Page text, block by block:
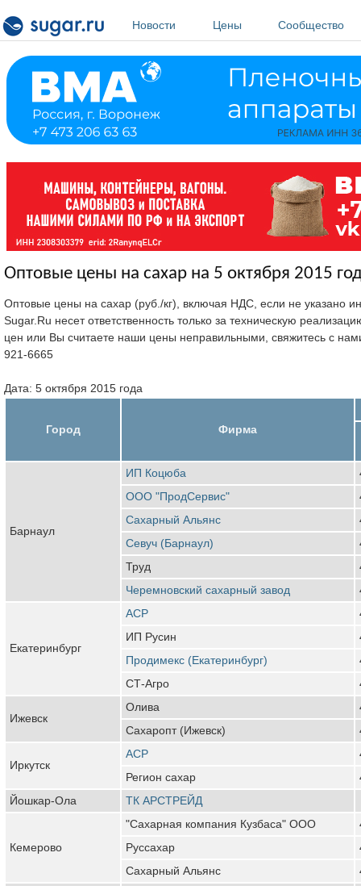
Новости
Цены Сообщество
Оптовые цены на сахар на 5 октября 2015
Оптовые цены на сахар (руб./кг), включая НДС, если не указано
Sugar.Ru несет ответственность только за техническую
цен или Вы считаете наши цены неправильными, свяжитесь с
921-6665
Дата: 5 октября 2015 года
Город Фирма
Барнаул
ИП Коцюба
ООО "ПродСервис"
Сахарный Альянс
Севуч (Барнаул)
Труд
Черемновский сахарный завод
Екатеринбург
АСР
ИП Русин
Продимекс (Екатеринбург)
СТ-Агро
Ижевск
Олива
Сахаропт (Ижевск)
Иркутск
АСР
Регион сахар
Йошкар-Ола
ТК АРСТРЕЙД
Кемерово
"Сахарная компания Кузбаса" ООО
Руссахар
Сахарный Альянс